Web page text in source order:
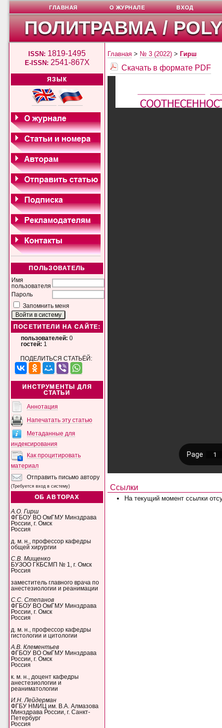
ПОЛИТРАВМА /
ISSN: 1819-1495
E-ISSN: 2541-867X
ЯЗЫК
ПОЛЬЗОВАТЕЛЬ
Имя
пользователя
Пароль
Запомнить меня
ПОСЕТИТЕЛИ НА САЙТЕ:
пользователей: 0
гостей: 1
ПОДЕЛИТЬСЯ СТАТЬЁЙ:
ИНСТРУМЕНТЫ ДЛЯ
СТАТЬИ
Аннотация
Напечатать эту статью
Метаданные для
индексирования
Как процитировать
материал
Отправить письмо автору
(Требуется вход в систему)
ОБ АВТОРАХ
А.О. Гирш
ФГБОУ ВО ОмГМУ Минздрава
России, г. Омск
Россия
д. м. н., профессор кафедры
общей хирургии
С.В. Мищенко
БУЗОО ГКБСМП № 1, г. Омск
Россия
заместитель главного врача по
анестезиологии и реанимации
С.С. Степанов
ФГБОУ ВО ОмГМУ Минздрава
России, г. Омск
Россия
д. м. н., профессор кафедры
гистологии и цитологии
А.В. Клементьев
ФГБОУ ВО ОмГМУ Минздрава
России, г. Омск
Россия
к. м. н., доцент кафедры
анестезиологии и
реаниматологии
И.Н. Лейдерман
ФГБУ НМИЦ им. В.А. Алмазова
Минздрава России, г. Санкт-
Петербург
Россия
ГЛАВНАЯ О ЖУРНАЛЕ ВХОД
Главная > № 3 (2022) > Гирш
Скачать в формате PDF
Ссылки
На текущий момент ссылки